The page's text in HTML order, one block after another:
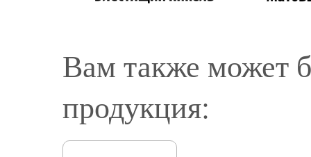
Вам также может
продукция: